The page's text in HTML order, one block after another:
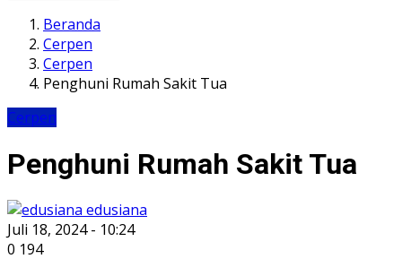
Beranda
Cerpen
Cerpen
Penghuni Rumah Sakit Tua
Cerpen
Penghuni Rumah Sakit Tua
edusiana
Juli 18, 2024 - 10:24
0 194